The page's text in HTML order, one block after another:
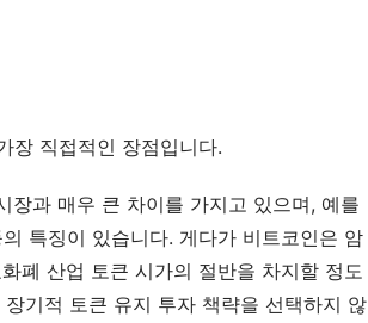
장 직접적인 장점입니다.
장과 매우 큰 차이를 가지고 있으며, 예를
특징이 있습니다. 게다가 비트코인은 암
폐 산업 토큰 시가의 절반을 차지할 정도
기적 토큰 유지 투자 책략을 선택하지 않